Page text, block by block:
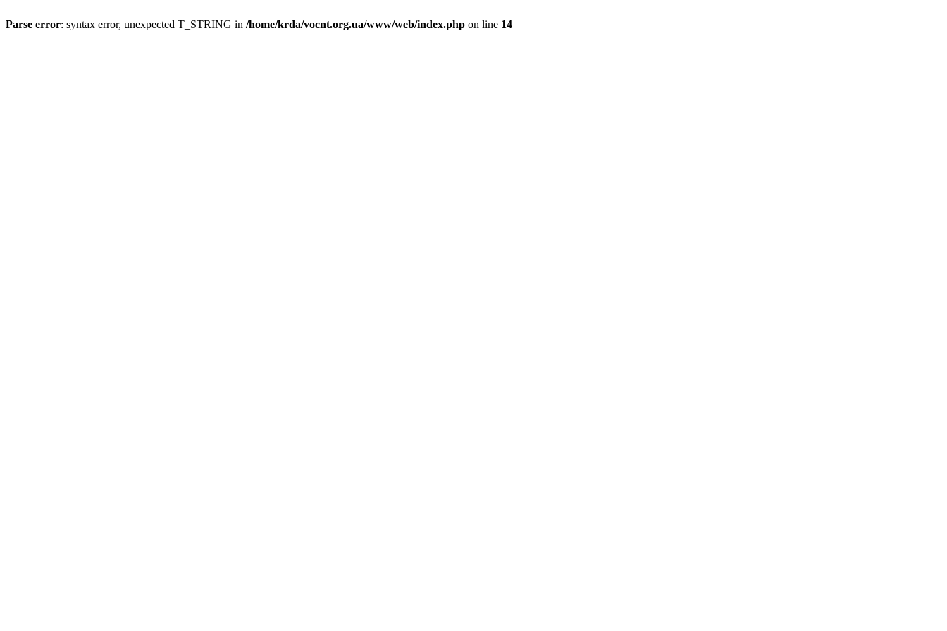
Parse error: syntax error, unexpected T_STRING in /home/krda/vocnt.org.ua/www/web/index.php on line 14